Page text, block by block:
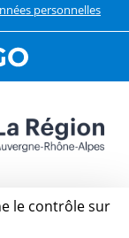
personnelles
le contrôle sur